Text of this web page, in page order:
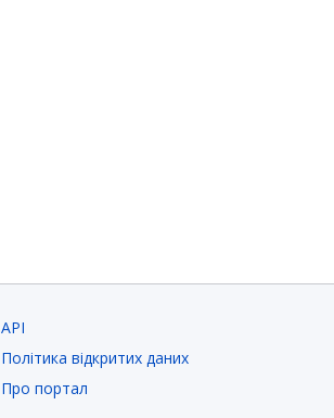
API
Політика відкритих даних
Про портал